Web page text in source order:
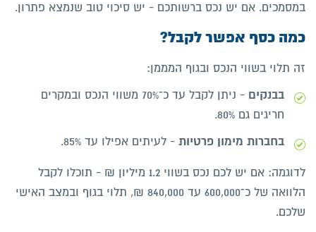
במסמכים. אם יש נכס ברשותכם - יש סיכוי טוב שנמצא פתרון.
כמה כסף אפשר לקבל?
זה תלוי בשווי הנכס ובגוף המממן:
בבנקים
- ניתן לקבל עד כ־70% משווי הנכס ובמקרים
חריגים גם 80%.
בחברות מימון פרטיות - לעיתים אפילו עד 85%.
לדוגמה: אם יש לכם נכס בשווי 1.2 מיליון ₪ - תוכלו לקבל
הלוואה של כ־600,000 עד 840,000 ₪, תלוי בגוף ובמצב האישי
שלכם.